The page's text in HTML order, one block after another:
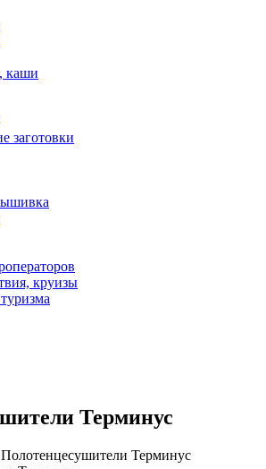
каши
заготовки
круизы
Терминус
Полотенцесушители Терминус